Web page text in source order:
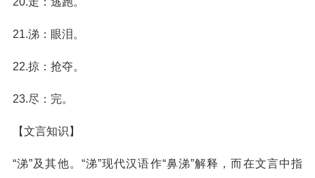
21.涕：眼泪。
22.掠：抢夺。
23.尽：完。
【文言知识】
“涕”及其他。“涕”现代汉语作“鼻涕”解释，而在文言中指